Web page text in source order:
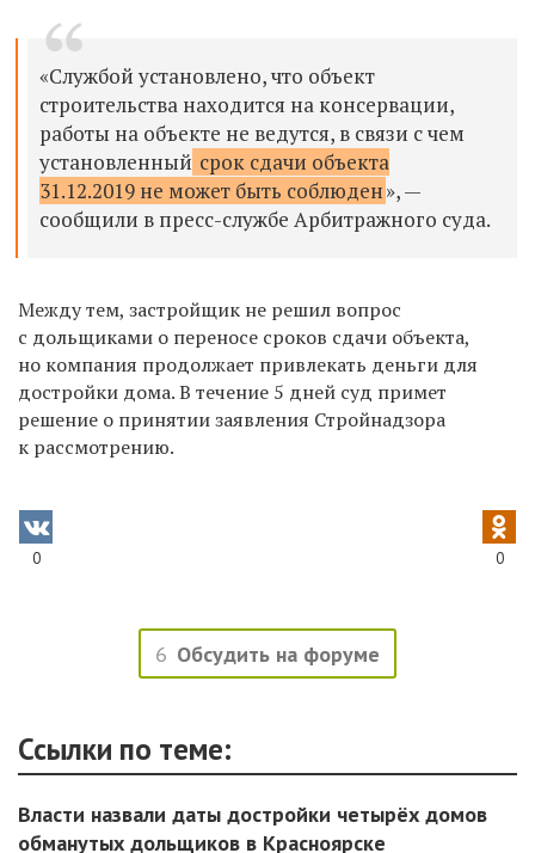
«Службой установлено, что объект
строительства находится на консервации,
работы на объекте не ведутся, в связи с чем
установленный срок сдачи объекта
31.12.2019 не может быть соблюден», —
сообщили в пресс-службе Арбитражного суда.
Между тем, застройщик не решил вопрос
с дольщиками о переносе сроков сдачи объекта,
но компания продолжает привлекать деньги для
достройки дома. В течение 5 дней суд примет
решение о принятии заявления Стройнадзора
к рассмотрению.
0 0
6 Обсудить на форуме
Ссылки по теме:
Власти назвали даты достройки четырёх домов
обманутых дольщиков в Красноярске